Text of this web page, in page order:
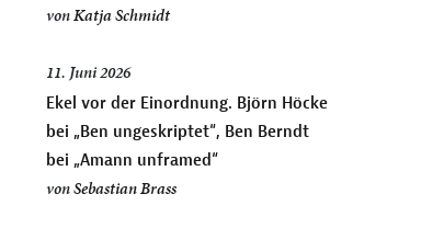
vonKatja Schmidt
11. Juni 2026
Ekel vor der Einordnung. Björn Höcke
bei „Ben ungeskriptet“, Ben Berndt
bei „Amann unframed“
vonSebastian Brass